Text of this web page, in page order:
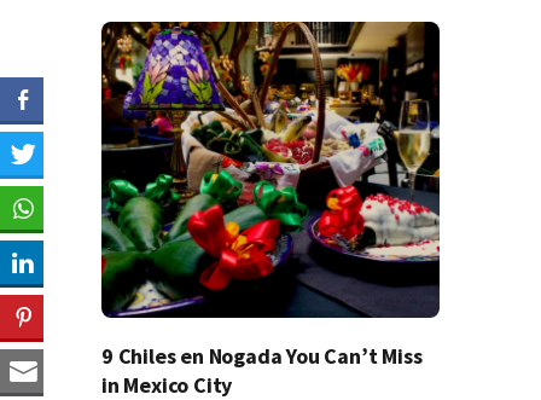
9 Chiles en Nogada You Can’t Miss
in Mexico City